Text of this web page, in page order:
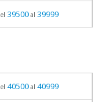
39500al 39999
40500al 40999